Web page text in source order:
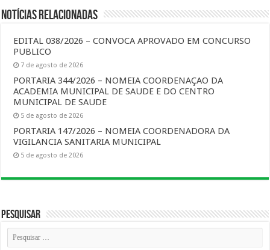
Notícias Relacionadas
EDITAL 038/2026 – CONVOCA APROVADO EM CONCURSO
PUBLICO
7 de agosto de 2026
PORTARIA 344/2026 – NOMEIA COORDENAÇAO DA
ACADEMIA MUNICIPAL DE SAUDE E DO CENTRO
MUNICIPAL DE SAUDE
5 de agosto de 2026
PORTARIA 147/2026 – NOMEIA COORDENADORA DA
VIGILANCIA SANITARIA MUNICIPAL
5 de agosto de 2026
Pesquisar